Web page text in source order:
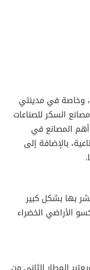
وخاصة في مدينتي
السكر للصناعات
المصانع في
بالإضافة إلى
بها بشكل كبير
الأراضي الخضراء